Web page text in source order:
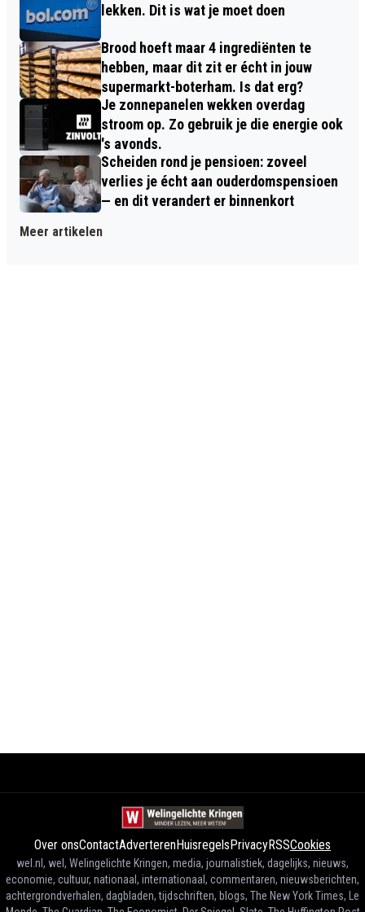
lekken. Dit is wat je moet doen
Brood hoeft maar 4 ingrediënten te
hebben, maar dit zit er écht in jouw
supermarkt-boterham. Is dat erg?
Je zonnepanelen wekken overdag
stroom op. Zo gebruik je die energie ook
's avonds.
Scheiden rond je pensioen: zoveel
verlies je écht aan ouderdomspensioen
— en dit verandert er binnenkort
Meer artikelen
Over onsContactAdverterenHuisregelsPrivacyRSSCookies
wel.nl, wel, Welingelichte Kringen, media, journalistiek, dagelijks, nieuws,
economie, cultuur, nationaal, internationaal, commentaren, nieuwsberichten,
achtergrondverhalen, dagbladen, tijdschriften, blogs, The New York Times, Le